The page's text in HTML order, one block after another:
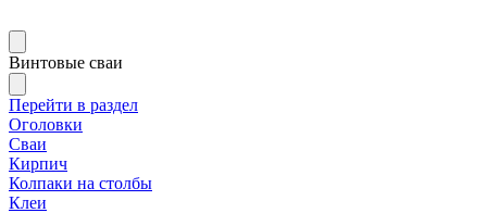
Винтовые сваи
Перейти в раздел
Оголовки
Сваи
Кирпич
Колпаки на столбы
Клеи